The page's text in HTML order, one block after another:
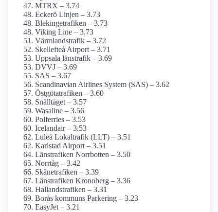
MTRX – 3.74
Eckerö Linjen – 3.73
Blekingetrafiken – 3.73
Viking Line – 3.73
Värmlandstrafik – 3.72
Skellefteå Airport – 3.71
Uppsala länstrafik – 3.69
DVVJ – 3.69
SAS – 3.67
Scandinavian Airlines System (SAS) – 3.62
Östgötatrafiken – 3.60
Snälltåget – 3.57
Wasaline – 3.56
Polferries – 3.53
Icelandair – 3.53
Luleå Lokaltrafik (LLT) – 3.51
Karlstad Airport – 3.51
Länstrafiken Norrbotten – 3.50
Norrtåg – 3.42
Skånetrafiken – 3.39
Länstrafiken Kronoberg – 3.36
Hallandstrafiken – 3.31
Borås kommuns Parkering – 3.23
EasyJet – 3.21